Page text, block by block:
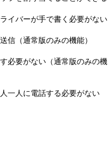
イバーが手で書く必要がない
信（通常版のみの機能）
必要がない（通常版のみの機
一人に電話する必要がない